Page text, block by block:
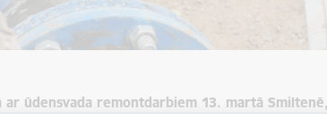
ūdensvada remontdarbiem 13. martā